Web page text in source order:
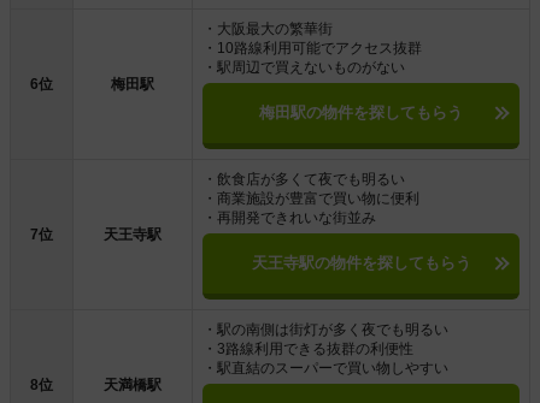
6位 梅田駅
・大阪最大の繁華街
・10路線利用可能でアクセス抜群
・駅周辺で買えないものがない
梅田駅の物件を探してもらう
7位 天王寺駅
・飲食店が多くて夜でも明るい
・商業施設が豊富で買い物に便利
・再開発できれいな街並み
天王寺駅の物件を探してもらう
8位 天満橋駅
・駅の南側は街灯が多く夜でも明るい
・3路線利用できる抜群の利便性
・駅直結のスーパーで買い物しやすい